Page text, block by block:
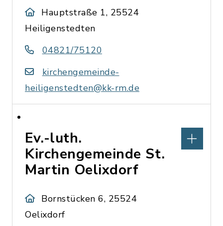
Hauptstraße 1, 25524
Heiligenstedten
04821/75120
kirchengemeinde-
heiligenstedten@kk-rm.de
Ev.-luth.
Kirchengemeinde St.
Martin Oelixdorf
Bornstücken 6, 25524
Oelixdorf